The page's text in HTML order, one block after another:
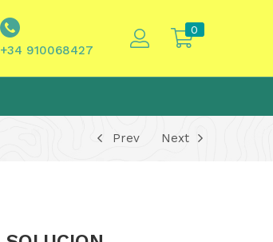
+34 910068427
0
Prev Next